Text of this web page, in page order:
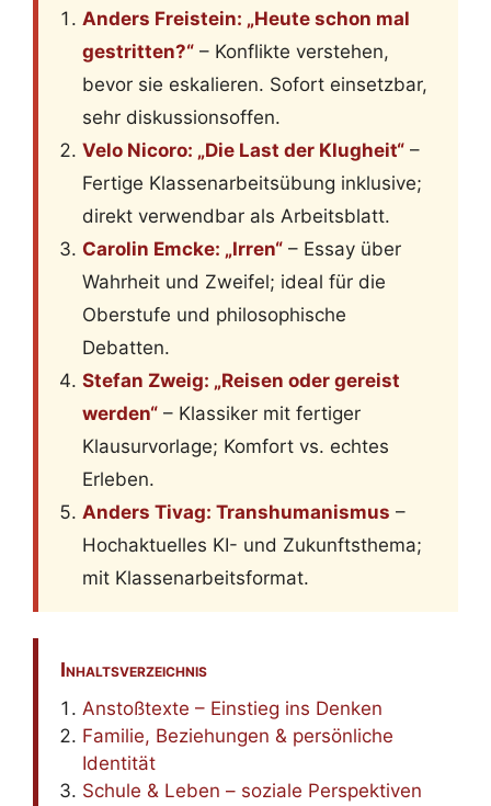
Anders Freistein: „Heute schon mal
gestritten?“ – Konflikte verstehen,
bevor sie eskalieren. Sofort einsetzbar,
sehr diskussionsoffen.
Velo Nicoro: „Die Last der Klugheit“ –
Fertige Klassenarbeitsübung inklusive;
direkt verwendbar als Arbeitsblatt.
Carolin Emcke: „Irren“ – Essay über
Wahrheit und Zweifel; ideal für die
Oberstufe und philosophische
Debatten.
Stefan Zweig: „Reisen oder gereist
werden“ – Klassiker mit fertiger
Klausurvorlage; Komfort vs. echtes
Erleben.
Anders Tivag: Transhumanismus –
Hochaktuelles KI- und Zukunftsthema;
mit Klassenarbeitsformat.
Inhaltsverzeichnis
Anstoßtexte – Einstieg ins Denken
Familie, Beziehungen & persönliche
Identität
Schule & Leben – soziale Perspektiven